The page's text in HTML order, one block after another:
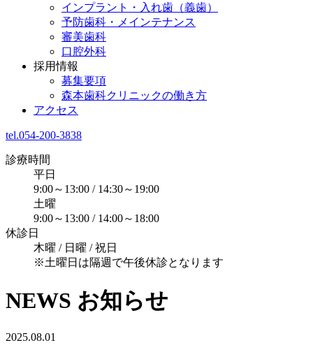
インプラント・入れ歯（義歯）
予防歯科・メインテナンス
審美歯科
口腔外科
採用情報
募集要項
森本歯科クリニックの働き方
アクセス
tel.054-200-3838
診療時間
平日
9:00～13:00 / 14:30～19:00
土曜
9:00～13:00 / 14:00～18:00
休診日
木曜 / 日曜 / 祝日
※土曜日は隔週で午後休診となります
NEWS お知らせ
2025.08.01